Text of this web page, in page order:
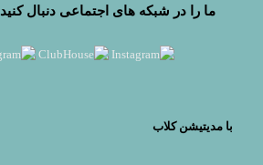
ما را در شبکه های اجتماعی دنبال کنید
با مدیتیشن کلاب